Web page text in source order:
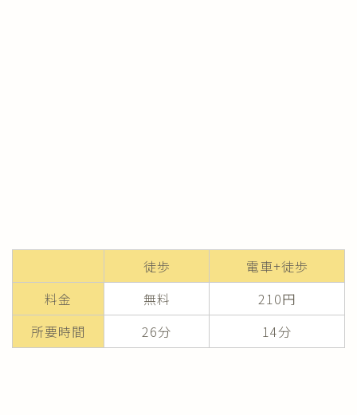
徒歩
電車+徒歩
料金
無料
210円
所要時間
26分 14分